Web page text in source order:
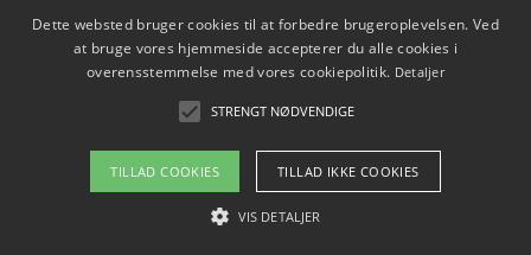
Hvordan affaldssortering kan bidrage til co2 reduktion
Om / kontakt
Blog Betingelser
Dette websted bruger cookies til at forbedre brugeroplevelsen. Ved
at bruge vores hjemmeside accepterer du alle cookies i
overensstemmelse med vores cookiepolitik. Detaljer
STRENGT NØDVENDIGE
TILLAD COOKIES TILLAD IKKE COOKIES
VIS DETALJER